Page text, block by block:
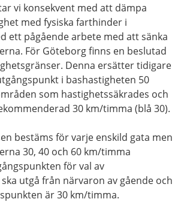
vi konsekvent med att dämpa
med fysiska farthinder i
ett pågående arbete med att sänka
För Göteborg finns en beslutad
Denna ersätter tidigare
i bashastigheten 50
som hastighetssäkrades och
30 km/timma (blå 30).
bestäms för varje enskild gata men
30, 40 och 60 km/timma
för val av
utgå från närvaron av gående och
är 30 km/timma.